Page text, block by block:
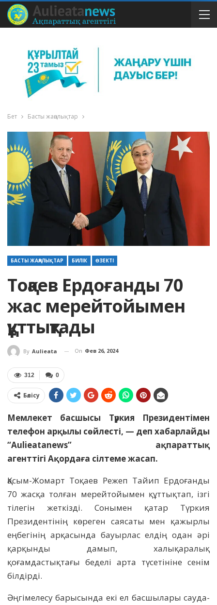
Бет Басты жаңалықтар
БАСТЫ ЖАҢАЛЫҚТАР БИЛІК ӨЗЕКТІ
Тоқаев Ердоғанды 70
жас мерейтойымен
құттықтады
By Aulieata On Фев 26, 2024
0
312
Бөлісу
Мемлекет басшысы Түркия Президентімен
телефон арқылы сөйлесті, — деп хабарлайды
“Aulieatanews” ақпараттық
агенттігі Ақордаға сілтеме жасап.
Қасым-Жомарт Тоқаев Режеп Тайип Ердоғанды
70 жасқа толған мерейтойымен құттықтап, ізгі
тілегін жеткізді. Сонымен қатар Түркия
Президентінің көреген саясаты мен қажырлы
еңбегінің арқасында бауырлас елдің одан әрі
қарқынды дамып, халықаралық
қоғамдастықтағы беделі арта түсетініне сенім
білдірді.
Әңгімелесу барысында екі ел басшылары сауда-